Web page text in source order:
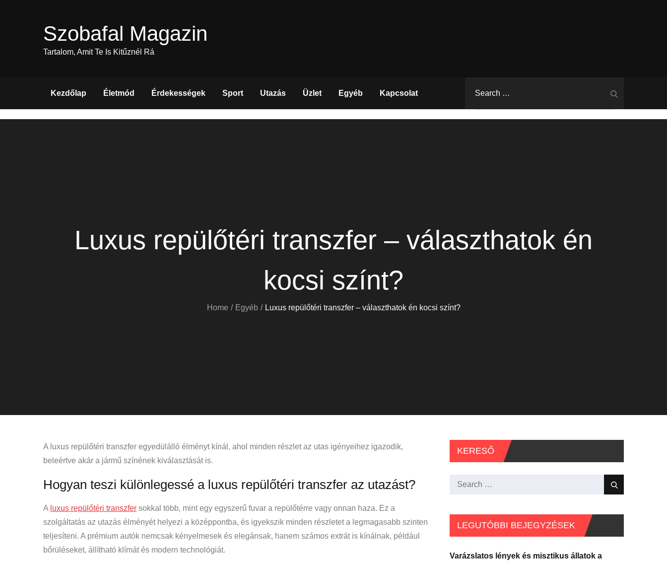
Szobafal Magazin
Tartalom, Amit Te Is Kitűznél Rá
Kezdőlap Életmód Érdekességek Sport Utazás Üzlet Egyéb Kapcsolat
Luxus repülőtéri transzfer – választhatok én
kocsi színt?
Home Egyéb Luxus repülőtéri transzfer – választhatok én kocsi színt?
A luxus repülőtéri transzfer egyedülálló élményt kínál, ahol minden részlet az utas igényeihez igazodik,
beleértve akár a jármű színének kiválasztását is.
Hogyan teszi különlegessé a luxus repülőtéri transzfer az utazást?
A luxus repülőtéri transzfer sokkal több, mint egy egyszerű fuvar a repülőtérre vagy onnan haza. Ez a
szolgáltatás az utazás élményét helyezi a középpontba, és igyekszik minden részletet a legmagasabb szinten
teljesíteni. A prémium autók nemcsak kényelmesek és elegánsak, hanem számos extrát is kínálnak, például
bőrüléseket, állítható klímát és modern technológiát.
KERESŐ
Search
Search
LEGUTÓBBI BEJEGYZÉSEK
Varázslatos lények és misztikus állatok a